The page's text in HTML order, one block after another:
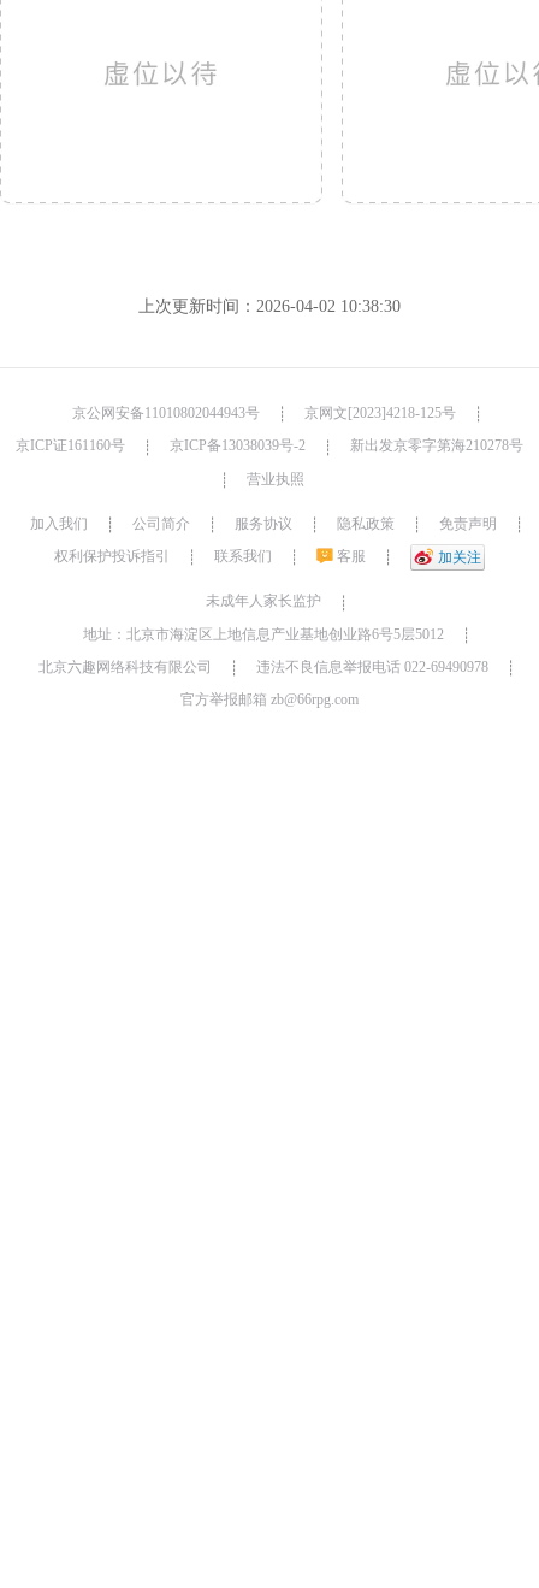
上次更新时间：2026-04-02 10:38:30
京公网安备11010802044943号 ┊ 京网文[2023]4218-125号
┊
京ICP证161160号
┊ 京ICP备13038039号-2 ┊ 新出发京零字第海210278号
┊ 营业执照
加入我们 ┊ 公司简介 ┊ 服务协议 ┊ 隐私政策 ┊ 免责声明
┊
权利保护投诉指引
┊ 联系我们 ┊ 客服 ┊ 加关注
未成年人家长监护
┊
地址：北京市海淀区上地信息产业基地创业路6号5层5012
┊
北京六趣网络科技有限公司
┊ 违法不良信息举报电话 022-69490978
┊
官方举报邮箱 zb@66rpg.com